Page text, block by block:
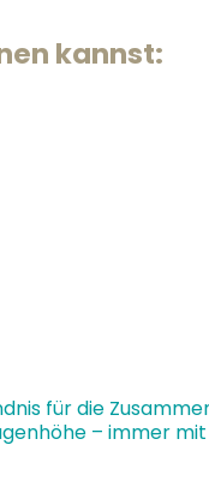
kannst:
für die
– immer mit